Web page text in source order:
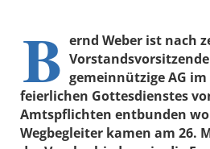
B ernd Weber ist nach
gemeinnützige AG
feierlichen Gottesdienstes
Amtspflichten entbunden
Wegbegleiter kamen am 26.